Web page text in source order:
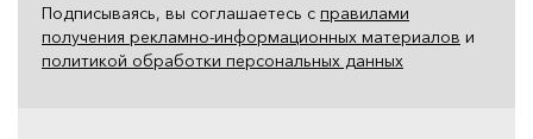
Подписываясь, вы соглашаетесь с правилами
получения рекламно-информационных материалов и
политикой обработки персональных данных